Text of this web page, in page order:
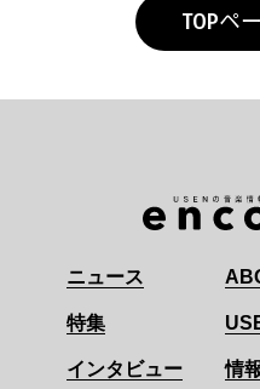
TOPペ
ニュース
特集
インタビュー 情